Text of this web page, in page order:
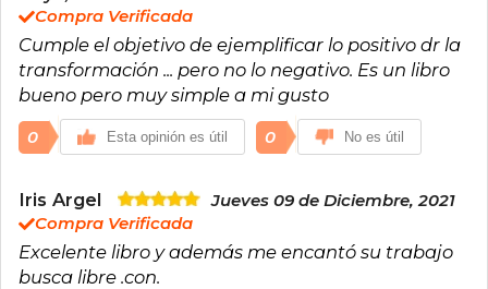
Compra Verificada
Cumple el objetivo de ejemplificar lo positivo dr la
transformación ... pero no lo negativo. Es un libro
bueno pero muy simple a mi gusto
0 Esta opinión es útil 0 No es útil
Iris Argel
Jueves 09 de Diciembre, 2021
Compra Verificada
Excelente libro y además me encantó su trabajo
busca libre .con.